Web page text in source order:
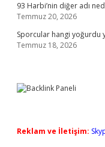
93 Harbi’nin diğer adı
Temmuz 20, 2026
Sporcular hangi yoğurdu
Temmuz 18, 2026
Reklam ve İletişim: